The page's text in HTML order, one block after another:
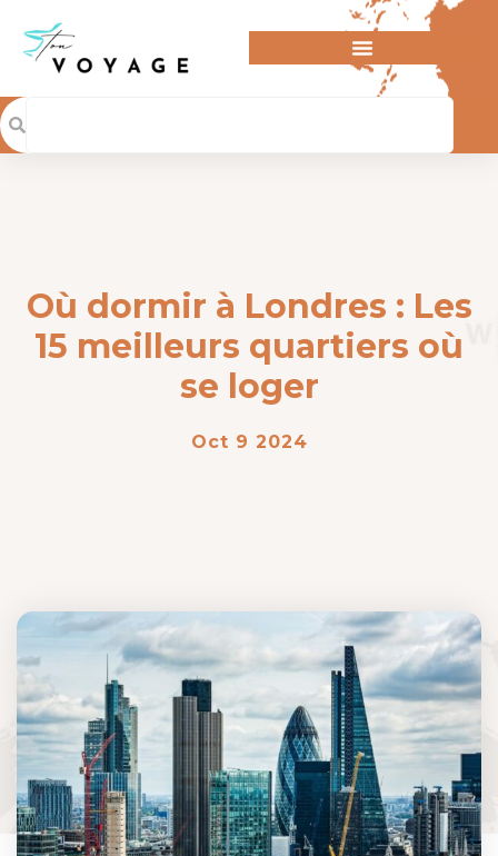
Où dormir à Londres : Les
15 meilleurs quartiers où
se loger
Oct 9 2024